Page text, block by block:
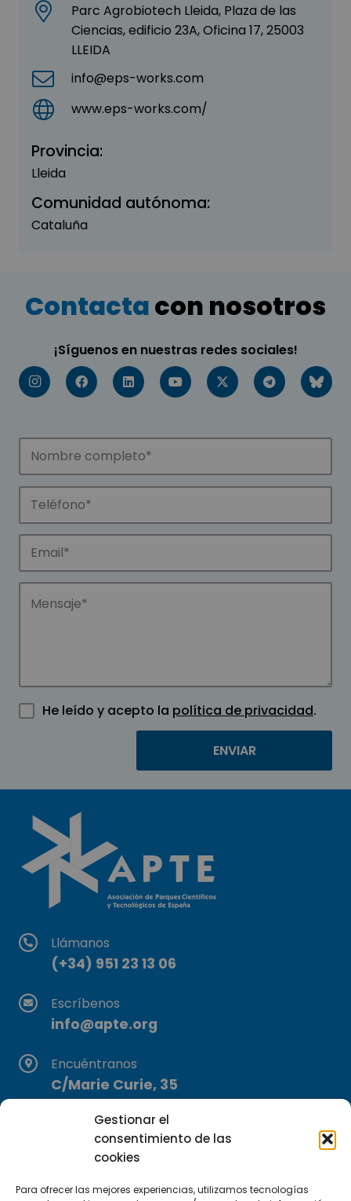
Gestionar el
consentimiento de las
cookies
Para ofrecer las mejores experiencias, utilizamos tecnologías
Parc Agrobiotech Lleida, Plaza de las
Ciencias, edificio 23A, Oficina 17, 25003
LLEIDA
info@eps-works.com
www.eps-works.com/
Provincia:
Lleida
Comunidad autónoma:
Cataluña
Contactacon nosotros
¡Síguenos en nuestras redes sociales!
He leído y acepto la política de privacidad.
Llámanos
(+34) 951 23 13 06
Escríbenos
info@apte.org
Encuéntranos
C/Marie Curie, 35